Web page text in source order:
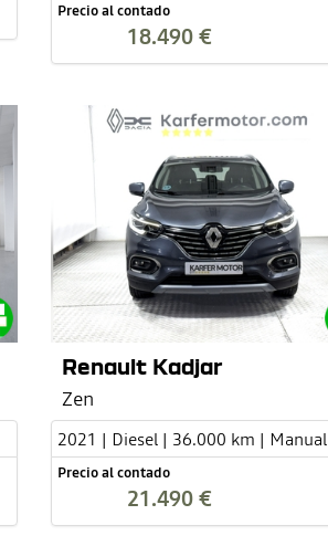
Precio al contado
18.490 €
Renault Kadjar
Zen
2021 | Diesel | 36.000 km | Manual
Precio al contado
21.490 €